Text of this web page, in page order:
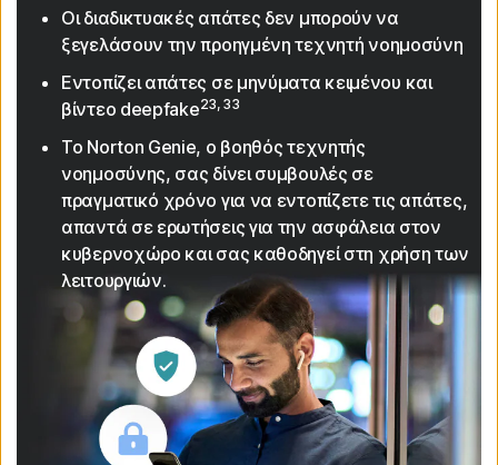
Οι διαδικτυακές απάτες δεν μπορούν να
ξεγελάσουν την προηγμένη τεχνητή νοημοσύνη
Εντοπίζει απάτες σε μηνύματα κειμένου και
βίντεο deepfake23, 33
Το Norton Genie, ο βοηθός τεχνητής
νοημοσύνης, σας δίνει συμβουλές σε
πραγματικό χρόνο για να εντοπίζετε τις απάτες,
απαντά σε ερωτήσεις για την ασφάλεια στον
κυβερνοχώρο και σας καθοδηγεί στη χρήση των
λειτουργιών.